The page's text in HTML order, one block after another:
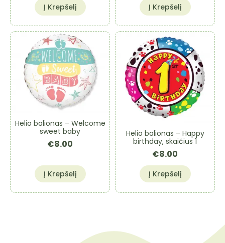
Į Krepšelį Į Krepšelį
Helio balionas – Welcome
sweet baby
€8.00
Į Krepšelį
Helio balionas – Happy
birthday, skaičius 1
€8.00
Į Krepšelį